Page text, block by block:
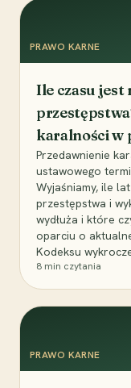
PRAWO KARNE
Ile czasu jest
karalności w
Przedawnienie
ustawowego
Wyjaśniamy, ile
przestępstwa i
wydłuża i które
oparciu o
Kodeksu
8 min czytania
PRAWO KARNE